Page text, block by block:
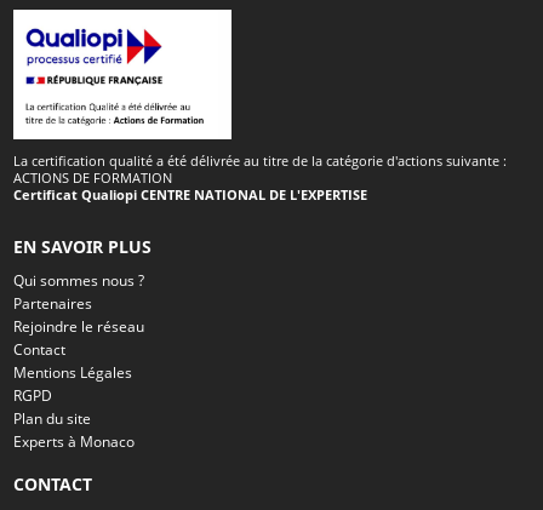
La certification qualité a été délivrée au titre de la catégorie d'actions suivante :
ACTIONS DE FORMATION
Certificat Qualiopi CENTRE NATIONAL DE L'EXPERTISE
EN SAVOIR PLUS
Qui sommes nous ?
Partenaires
Rejoindre le réseau
Contact
Mentions Légales
RGPD
Plan du site
Experts à Monaco
CONTACT